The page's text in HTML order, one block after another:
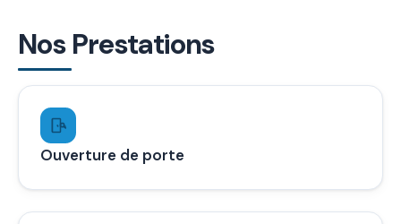
Nos Prestations
Ouverture de porte